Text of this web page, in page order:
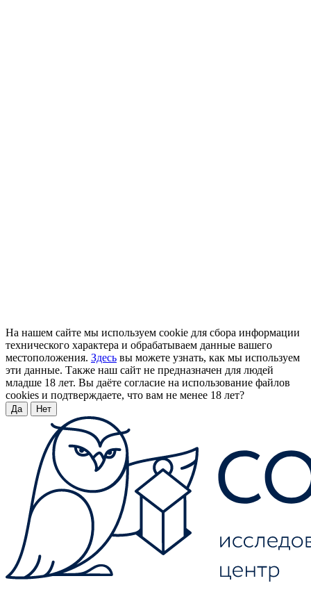
На нашем сайте мы используем cookie для сбора информации
технического характера и обрабатываем данные вашего
местоположения. Здесь вы можете узнать, как мы используем
эти данные. Также наш сайт не предназначен для людей
младше 18 лет. Вы даёте согласие на использование файлов
cookies и подтверждаете, что вам не менее 18 лет?
Да Нет